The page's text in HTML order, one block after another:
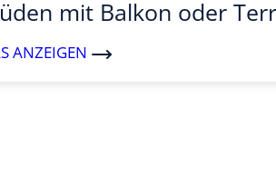
mit Balkon oder
ANZEIGEN